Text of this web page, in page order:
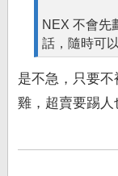
NEX 不會先
話，隨時可
是不急，只要
雞，超賣要踢人